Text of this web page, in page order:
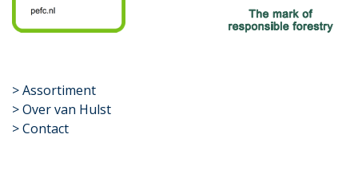
​>Assortiment
> Over van Hulst
> Contact